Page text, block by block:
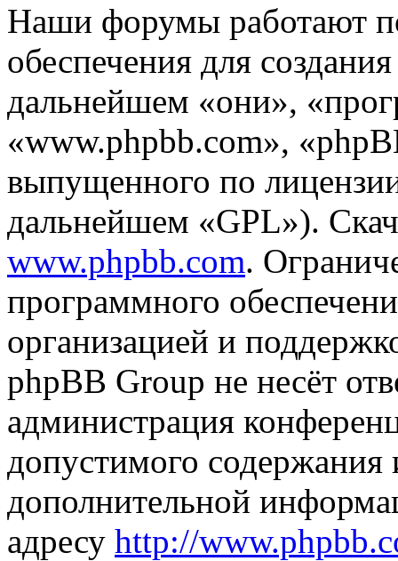
Наши форумы работают
обеспечения для
дальнейшем «они»,
«www.phpbb.com»,
выпущенного по
дальнейшем «GPL»).
www.phpbb.com.
программного
организацией и
phpBB Group не несёт
администрация
допустимого
дополнительной
адресу http://